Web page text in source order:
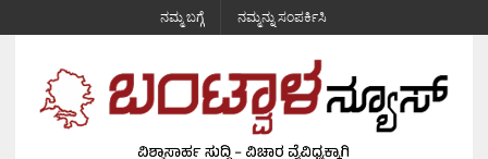
ನಮ್ಮ ಬಗ್ಗೆ ನಮ್ಮನ್ನು ಸಂಪರ್ಕಿಸಿ